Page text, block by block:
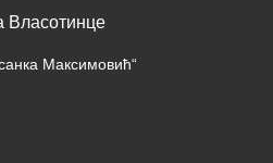
Власотинце
Максимовић“